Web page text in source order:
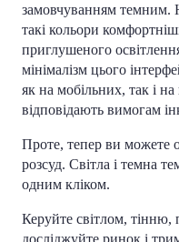
замовчуванням темним.
такі кольори
приглушеного
мінімалізм цього
як на мобільних, так і
відповідають вимогам
Проте, тепер ви можете
розсуд. Світла і темна
одним кліком.
Керуйте світлом, тінню,
досліджуйте ринок і